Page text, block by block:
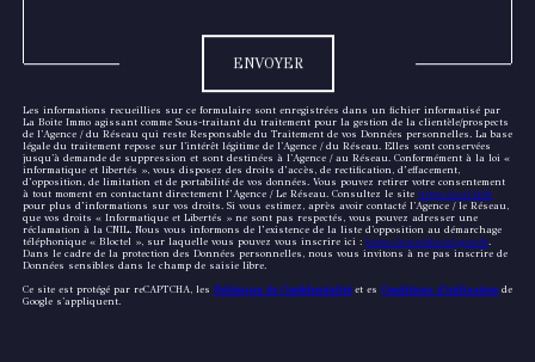
ENVOYER
Les informations recueillies sur ce formulaire sont enregistrées dans un fichier informatisé par
La Boite Immo agissant comme Sous-traitant du traitement pour la gestion de la clientèle/prospects
de l'Agence / du Réseau qui reste Responsable du Traitement de vos Données personnelles. La base
légale du traitement repose sur l'intérêt légitime de l'Agence / du Réseau. Elles sont conservées
jusqu'à demande de suppression et sont destinées à l'Agence / au Réseau. Conformément à la loi «
informatique et libertés », vous disposez des droits d’accès, de rectification, d’effacement,
d’opposition, de limitation et de portabilité de vos données. Vous pouvez retirer votre consentement
à tout moment en contactant directement l’Agence / Le Réseau. Consultez le site https://cnil.fr/fr
pour plus d’informations sur vos droits. Si vous estimez, après avoir contacté l'Agence / le Réseau,
que vos droits « Informatique et Libertés » ne sont pas respectés, vous pouvez adresser une
réclamation à la CNIL. Nous vous informons de l’existence de la liste d'opposition au démarchage
téléphonique « Bloctel », sur laquelle vous pouvez vous inscrire ici : https://www.bloctel.gouv.fr
Dans le cadre de la protection des Données personnelles, nous vous invitons à ne pas inscrire de
Données sensibles dans le champ de saisie libre.
Ce site est protégé par reCAPTCHA, les Politiques de Confidentialitéet es Conditions d'utilisation de
Google s'appliquent.